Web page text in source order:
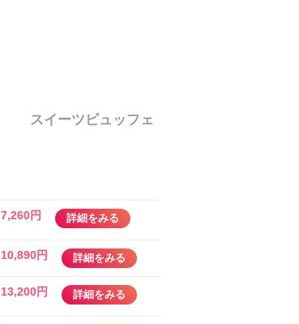
7,260円 詳細をみる
10,890円 詳細をみる
13,200円 詳細をみる
スイーツビュッフェ